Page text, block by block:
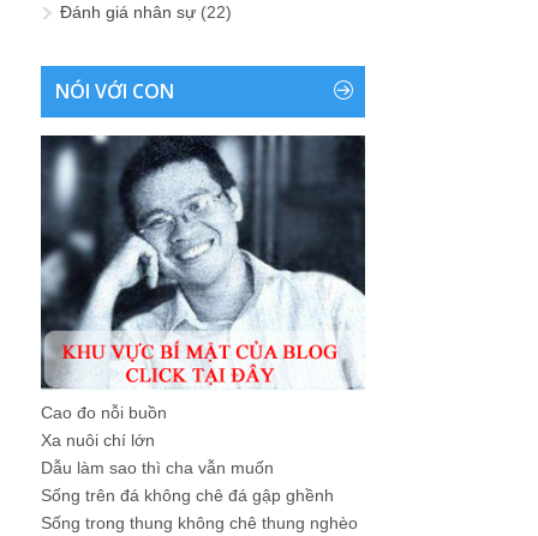
Đánh giá nhân sự (22)
NÓI VỚI CON
Cao đo nỗi buồn
Xa nuôi chí lớn
Dẫu làm sao thì cha vẫn muốn
Sống trên đá không chê đá gập ghềnh
Sống trong thung không chê thung nghèo